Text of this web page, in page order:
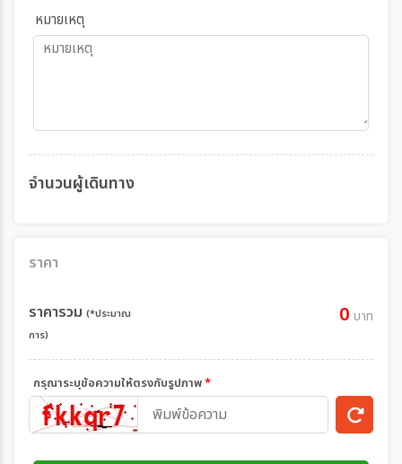
หมายเหตุ
จำนวนผู้เดินทาง
ราคา
ราคารวม (*ประมาณ
การ)
0 บาท
กรุณาระบุข้อความให้ตรงกับรูปภาพ*